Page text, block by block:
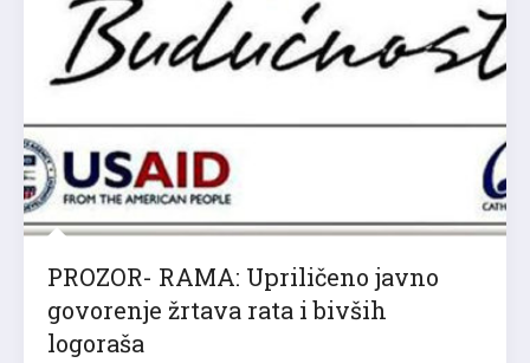
PROZOR- RAMA: Upriličeno javno
govorenje žrtava rata i bivših
logoraša